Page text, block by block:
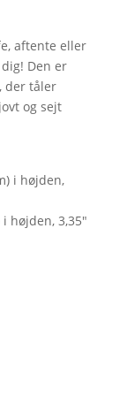
aftente eller
Den er
der tåler
og sejt
i højden,
højden, 3,35"